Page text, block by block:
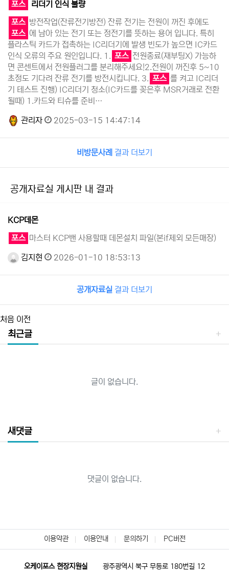
포스
리더기 인식 불량
포스 방전작업(잔류전기방전) 잔류 전기는 전원이 꺼진 후에도
포스 에 남아 있는 전기 또는 정전기를 뜻하는 용어 입니다. 특히
플라스틱 카드가 접촉하는 IC리더기에 발생 빈도가 높으면 IC카드
인식 오류의 주요 원인입니다. 1.
포스 전원종료(재부팅X) 가능하
면 콘센트에서 전원플러그를 분리해주세요!2.전원이 꺼진후 5~10
초정도 기다려 잔류 전기를 방전시킵니다. 3.
포스 를 켜고 IC리더
기 테스트 진행) IC리더기 청소(IC카드를 꽂은후 MSR거래로 전환
될때) 1.카드와 티슈를 준비…
관리자 2025-03-15 14:47:14
비방문사례 결과 더보기
공개자료실 게시판 내 결과
KCP데몬
포스 마스터 KCP밴 사용할때 데몬설치 파일(본if제외 모든매장)
김지현 2026-01-10 18:53:13
공개자료실 결과 더보기
처음 이전
최근글
글이 없습니다.
새댓글
댓글이 없습니다.
이용약관 이용안내 문의하기 PC버전
오케이포스 현장지원실 광주광역시 북구 무등로 180번길 12